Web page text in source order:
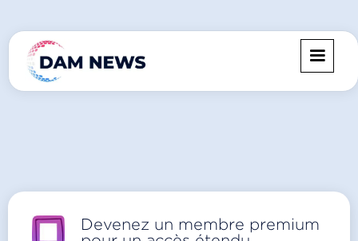
Devenez un membre premium